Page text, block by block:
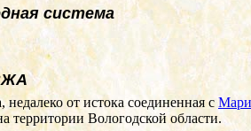
система
от истока соединенная с
территории Вологодской области.